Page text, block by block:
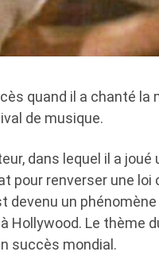
quand il a chanté la
de musique.
dans lequel il a joué
pour renverser une loi
devenu un
Hollywood. Le thème
succès mondial.